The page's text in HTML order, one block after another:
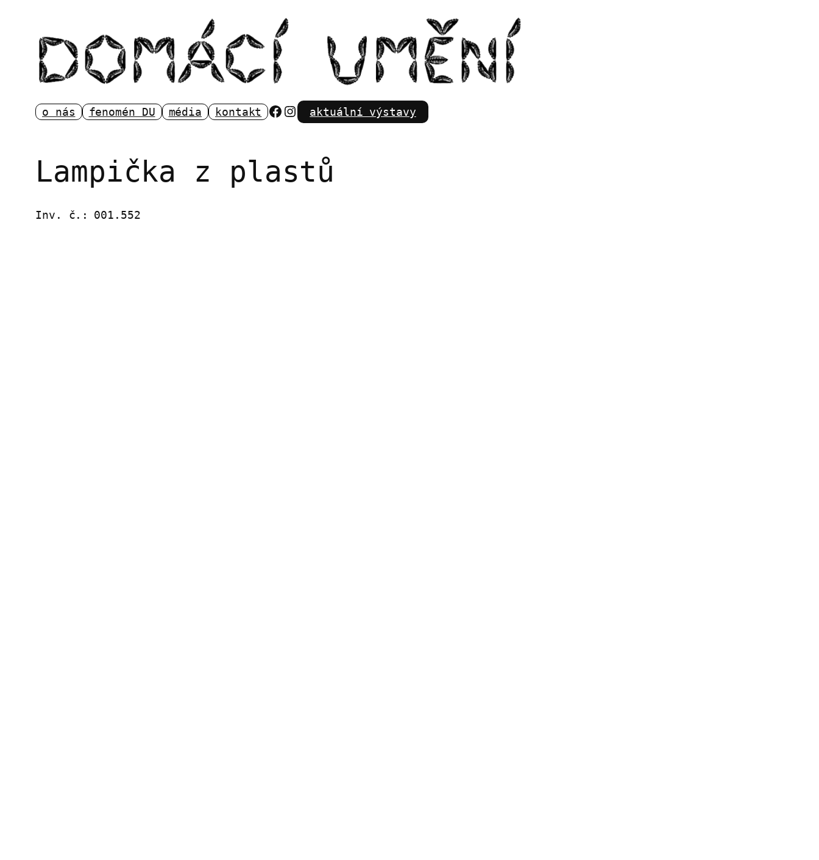
o nás fenomén DU média kontakt Facebook
Instagram
aktuální výstavy
Lampička z plastů
Inv. č.: 001.552